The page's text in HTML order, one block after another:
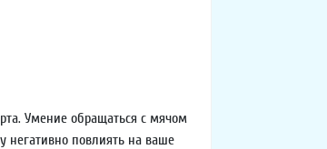
Умение обращаться с мячом
негативно повлиять на ваше